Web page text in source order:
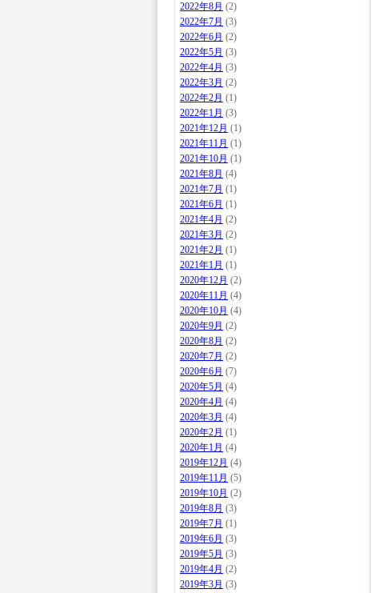
2022年8月 (2)
2022年7月 (3)
2022年6月 (2)
2022年5月 (3)
2022年4月 (3)
2022年3月 (2)
2022年2月 (1)
2022年1月 (3)
2021年12月 (1)
2021年11月 (1)
2021年10月 (1)
2021年8月 (4)
2021年7月 (1)
2021年6月 (1)
2021年4月 (2)
2021年3月 (2)
2021年2月 (1)
2021年1月 (1)
2020年12月 (2)
2020年11月 (4)
2020年10月 (4)
2020年9月 (2)
2020年8月 (2)
2020年7月 (2)
2020年6月 (7)
2020年5月 (4)
2020年4月 (4)
2020年3月 (4)
2020年2月 (1)
2020年1月 (4)
2019年12月 (4)
2019年11月 (5)
2019年10月 (2)
2019年8月 (3)
2019年7月 (1)
2019年6月 (3)
2019年5月 (3)
2019年4月 (2)
2019年3月 (3)